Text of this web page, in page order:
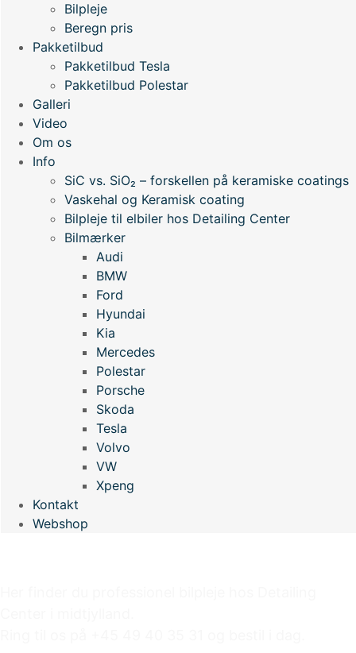
Bilpleje
Beregn pris
Pakketilbud
Pakketilbud Tesla
Pakketilbud Polestar
Galleri
Video
Om os
Info
SiC vs. SiO₂ – forskellen på keramiske coatings
Vaskehal og Keramisk coating
Bilpleje til elbiler hos Detailing Center
Bilmærker
Audi
BMW
Ford
Hyundai
Kia
Mercedes
Polestar
Porsche
Skoda
Tesla
Volvo
VW
Xpeng
Kontakt
Webshop